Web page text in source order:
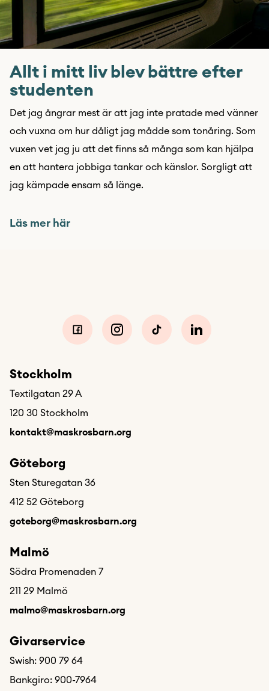
Allt i mitt liv blev bättre efter
studenten
Det jag ångrar mest är att jag inte pratade med vänner
och vuxna om hur dåligt jag mådde som tonåring. Som
vuxen vet jag ju att det finns så många som kan hjälpa
en att hantera jobbiga tankar och känslor. Sorgligt att
jag kämpade ensam så länge.
Läs mer här
Stockholm
Textilgatan 29 A
120 30 Stockholm
kontakt@maskrosbarn.org
Göteborg
Sten Sturegatan 36
412 52 Göteborg
goteborg@maskrosbarn.org
Malmö
Södra Promenaden 7
211 29 Malmö
malmo@maskrosbarn.org
Givarservice
Swish: 900 79 64
Bankgiro: 900-7964